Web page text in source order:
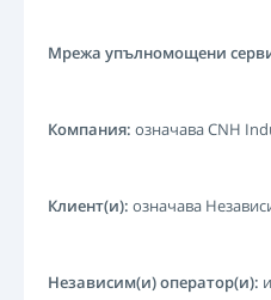
Мрежа упълномощени
Компания: означава CNH
Клиент(и): означава
Независим(и) оператор(и):